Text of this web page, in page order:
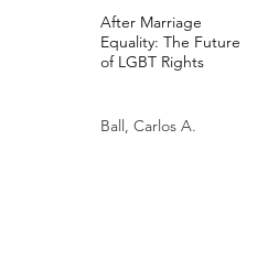
After Marriage
Equality: The Future
of LGBT Rights
Ball, Carlos A.